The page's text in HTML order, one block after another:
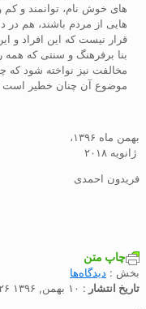
های خوش نام، توانمند و
هایی از مردم باشند، هم در
قرار نیست که این افراد و
بنا برفرهنگ و سنتی که همه
مخالفت نیز نواخته شود که
موضوع آن چنان خطیر است
بهمن ماه ۱۳۹۶،
ژانویه ۲۰۱۸
فریدون احمدی
چاپ متن
بخش : دیدگاه‌ها
تاریخ انتشار : ۱۰ بهمن, ۱۳۹۶ ۷:۲۶ ب٫ظ